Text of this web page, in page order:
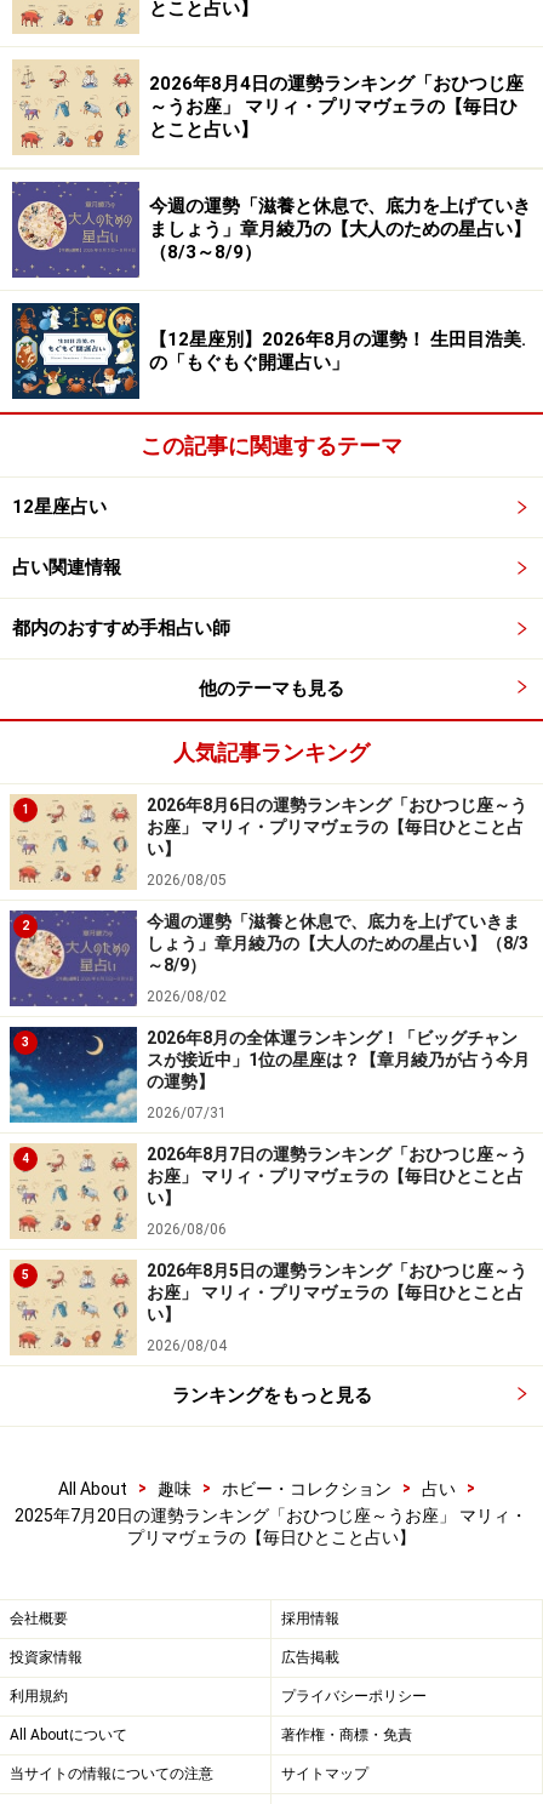
「さそり座」の今日の運勢
センスが光る日。友達の買い物に助言すると喜ばれそ
う。
＞【相性占い】あなたと深く通じ合える“相性のいい
人”の特徴
8位：いて座／射手座（11月23日～12月21
「いて座」の今日の運勢
誰もやりたがらないことほど引き受けて。好印象につな
がるはず。
＞【相性占い】あなたと深く通じ合える“相性のいい
人”の特徴
7位：おひつじ座／牡羊座（3月21日～4月
19日生まれ）
「おひつじ座」の今日の運勢
テンポよく動くことがカギ。即断即決が成功につながる
はず。
＞【相性占い】あなたと深く通じ合える“相性のいい
人”の特徴
6位：やぎ座／山羊座（12月22日～1月19日
生まれ）
とこと占い】
2026年8月4日の運勢ランキング「おひつじ座
～うお座」 マリィ・プリマヴェラの【毎日ひ
とこと占い】
今週の運勢「滋養と休息で、底力を上げていき
ましょう」章月綾乃の【大人のための星占い】
（8/3～8/9）
【12星座別】2026年8月の運勢！ 生田目浩美.
の「もぐもぐ開運占い」
この記事に関連するテーマ
12星座占い
占い関連情報
都内のおすすめ手相占い師
他のテーマも見る
人気記事ランキング
1
2026年8月6日の運勢ランキング「おひつじ座～う
お座」 マリィ・プリマヴェラの【毎日ひとこと占
い】
2026/08/05
2
今週の運勢「滋養と休息で、底力を上げていきま
しょう」章月綾乃の【大人のための星占い】（8/3
～8/9）
2026/08/02
3
2026年8月の全体運ランキング！「ビッグチャン
スが接近中」1位の星座は？【章月綾乃が占う今月
の運勢】
2026/07/31
4
2026年8月7日の運勢ランキング「おひつじ座～う
お座」 マリィ・プリマヴェラの【毎日ひとこと占
い】
2026/08/06
5
2026年8月5日の運勢ランキング「おひつじ座～う
お座」 マリィ・プリマヴェラの【毎日ひとこと占
い】
2026/08/04
ランキングをもっと見る
All About > 趣味 > ホビー・コレクション > 占い
>
2025年7月20日の運勢ランキング「おひつじ座～うお座」 マリィ・
プリマヴェラの【毎日ひとこと占い】
会社概要 採用情報
投資家情報 広告掲載
利用規約 プライバシーポリシー
All Aboutについて 著作権・商標・免責
当サイトの情報についての注意 サイトマップ